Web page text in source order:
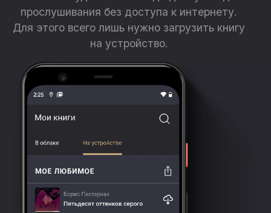
прослушивания без доступа к интернету.
Для этого всего лишь нужно загрузить книгу
на устройство.